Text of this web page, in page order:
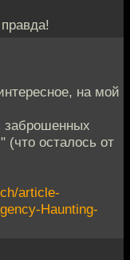
на мой
заброшенных
(что осталось от
article-
Haunting-